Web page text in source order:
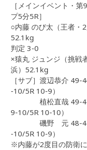
［メインイベント・
プ5分5R］
○内藤 のび太（王者・
52.1kg
判定 3-0
×猿丸 ジュンジ（挑戦
浜）52.1kg
［サブ］渡辺恭介
-10/5R 10-9）
植松直哉 49-47
9-10/5R 10-10）
磯野 元 48-47（
-10/5R 10-9）
※内藤が2度目の防衛